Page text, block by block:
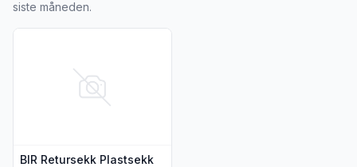
siste måneden.
BIR Retursekk Plastsekk